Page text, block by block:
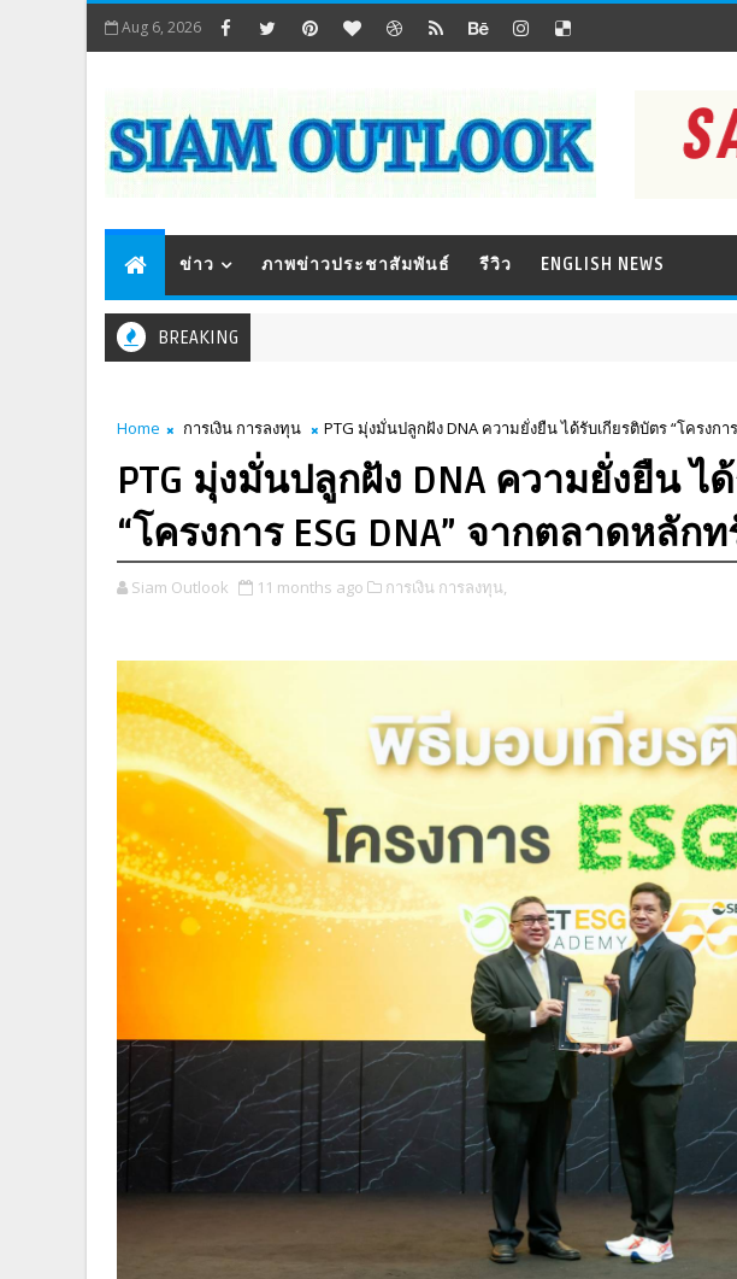
Aug 6, 2026
ข่าว ภาพข่าวประชาสัมพันธ์ รีวิว ENGLISH NEWS
BREAKING
Home การเงิน การลงทุน PTG มุ่งมั่นปลูกฝัง DNA ความยั่งยืน ได้รับเกียรติบัตร “โครงก
PTG มุ่งมั่นปลูกฝัง DNA ความยั่งยืน ไ
“โครงการ ESG DNA” จากตลาดหลัก
Siam Outlook 11 months ago การเงิน การลงทุน,